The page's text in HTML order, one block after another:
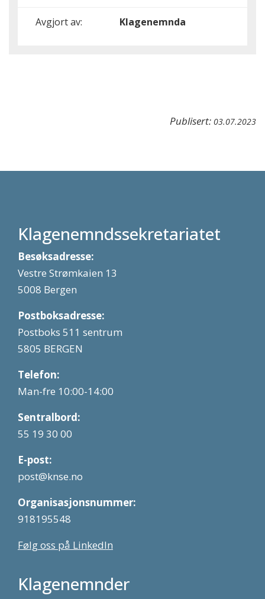
Avgjort av: Klagenemnda
Publisert: 03.07.2023
Klagenemndssekretariatet
Besøksadresse:
Vestre Strømkaien 13
5008 Bergen
Postboksadresse:
Postboks 511 sentrum
5805 BERGEN
Telefon:
Man-fre 10:00-14:00
Sentralbord:
55 19 30 00
E-post:
post@knse.no
Organisasjonsnummer:
918195548
Følg oss på LinkedIn
Klagenemnder